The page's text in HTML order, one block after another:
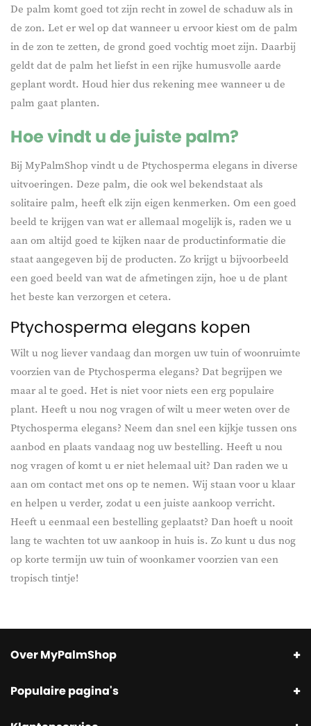
De palm komt goed tot zijn recht in zowel de schaduw als in
de zon. Let er wel op dat wanneer u ervoor kiest om de palm
in de zon te zetten, de grond goed vochtig moet zijn. Daarbij
geldt dat de palm het liefst in een rijke humusvolle aarde
geplant wordt. Houd hier dus rekening mee wanneer u de
palm gaat planten.
Hoe vindt u de juiste palm?
Bij MyPalmShop vindt u de Ptychosperma elegans in diverse
uitvoeringen. Deze palm, die ook wel bekendstaat als
solitaire palm, heeft elk zijn eigen kenmerken. Om een goed
beeld te krijgen van wat er allemaal mogelijk is, raden we u
aan om altijd goed te kijken naar de productinformatie die
staat aangegeven bij de producten. Zo krijgt u bijvoorbeeld
een goed beeld van wat de afmetingen zijn, hoe u de plant
het beste kan verzorgen et cetera.
Ptychosperma elegans kopen
Wilt u nog liever vandaag dan morgen uw tuin of woonruimte
voorzien van de Ptychosperma elegans? Dat begrijpen we
maar al te goed. Het is niet voor niets een erg populaire
plant. Heeft u nou nog vragen of wilt u meer weten over de
Ptychosperma elegans? Neem dan snel een kijkje tussen ons
aanbod en plaats vandaag nog uw bestelling. Heeft u nou
nog vragen of komt u er niet helemaal uit? Dan raden we u
aan om contact met ons op te nemen. Wij staan voor u klaar
en helpen u verder, zodat u een juiste aankoop verricht.
Heeft u eenmaal een bestelling geplaatst? Dan hoeft u nooit
lang te wachten tot uw aankoop in huis is. Zo kunt u dus nog
op korte termijn uw tuin of woonkamer voorzien van een
tropisch tintje!
Over MyPalmShop
Populaire pagina's